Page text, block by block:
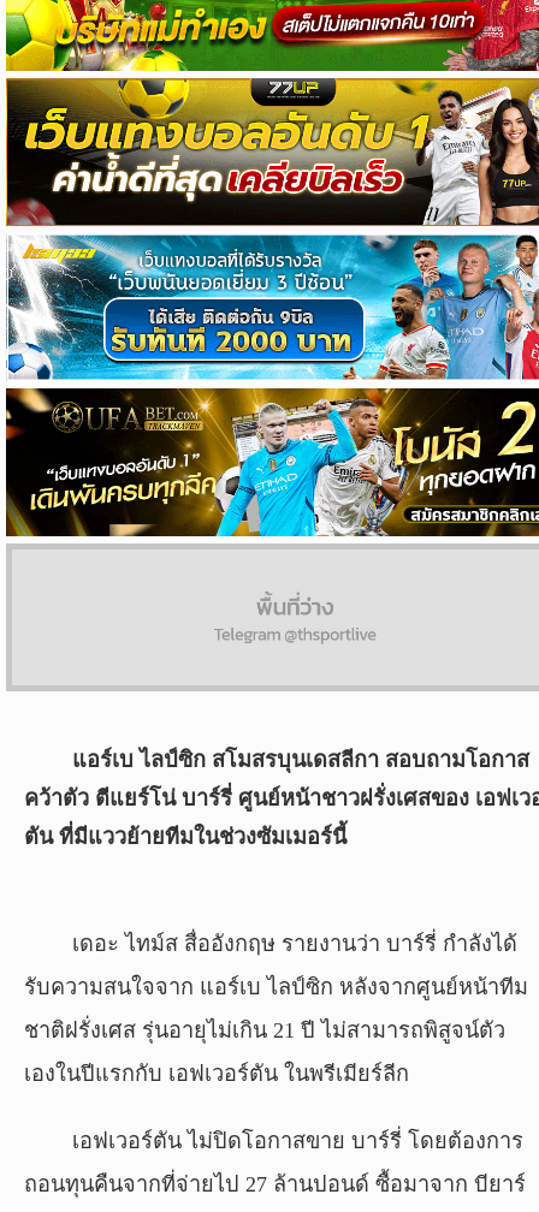
แอร์เบ ไลป์ซิก สโมสรบุนเดสลีกา สอบถามโอกาส
คว้าตัว ตีแยร์โน่ บาร์รี่ ศูนย์หน้าชาวฝรั่งเศสของ เอฟเว
ตัน ที่มีแววย้ายทีมในช่วงซัมเมอร์นี้
เดอะ ไทม์ส สื่ออังกฤษ รายงานว่า บาร์รี่ กำลังได้
รับความสนใจจาก แอร์เบ ไลป์ซิก หลังจากศูนย์หน้าทีม
ชาติฝรั่งเศส รุ่นอายุไม่เกิน 21 ปี ไม่สามารถพิสูจน์ตัว
เองในปีแรกกับ เอฟเวอร์ตัน ในพรีเมียร์ลีก
เอฟเวอร์ตัน ไม่ปิดโอกาสขาย บาร์รี่ โดยต้องการ
ถอนทุนคืนจากที่จ่ายไป 27 ล้านปอนด์ ซื้อมาจาก บียาร์
วิเคราะห์
บอล
วิเคราะห์
NFL
วิเคราะห์
NBA
ทีเด็ด
บอล
แกล
ล
งาม
ผล
©
2026